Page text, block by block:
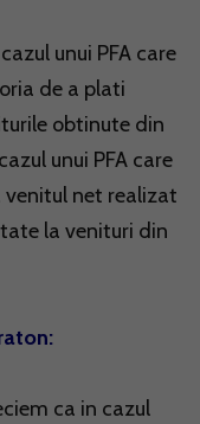
unui PFA care
de a plati
obtinute din
unui PFA care
net realizat
la venituri din
ca in cazul